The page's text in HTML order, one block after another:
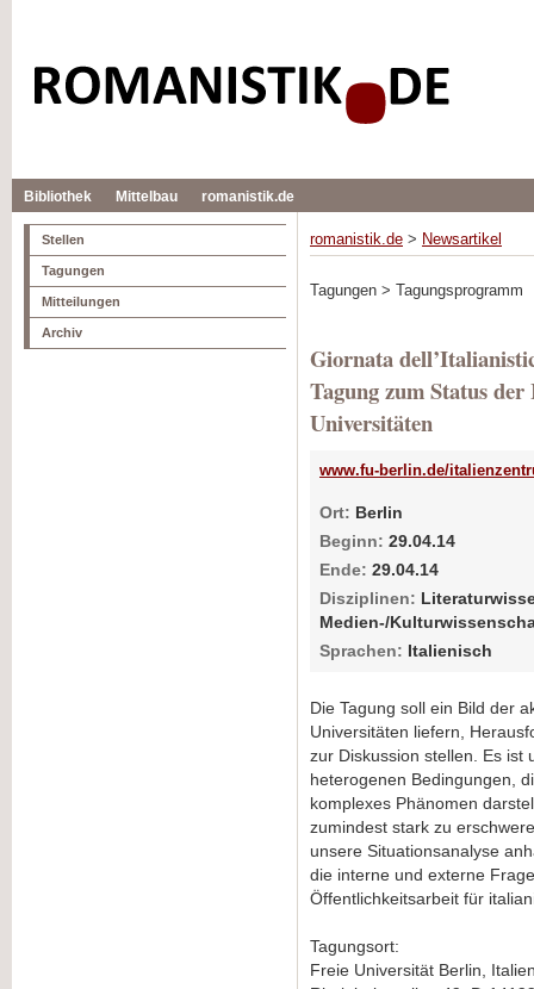
Bibliothek Mittelbau romanistik.de
Stellen
Tagungen
Mitteilungen
Archiv
romanistik.de > Newsartikel
Tagungen > Tagungsprogramm
Giornata
Tagung zum Status
Universitäten
www.fu-berlin.de/
Ort: Berlin
Beginn: 29.04.14
Ende: 29.04.14
Disziplinen:
Medien-/
Sprachen: Italienisch
Die Tagung soll ein Bild der
Universitäten liefern,
zur Diskussion stellen. Es ist
heterogenen Bedingungen,
komplexes Phänomen
zumindest stark zu
unsere Situationsanalyse
die interne und externe
Öffentlichkeitsarbeit für
Tagungsort:
Freie Universität Berlin,